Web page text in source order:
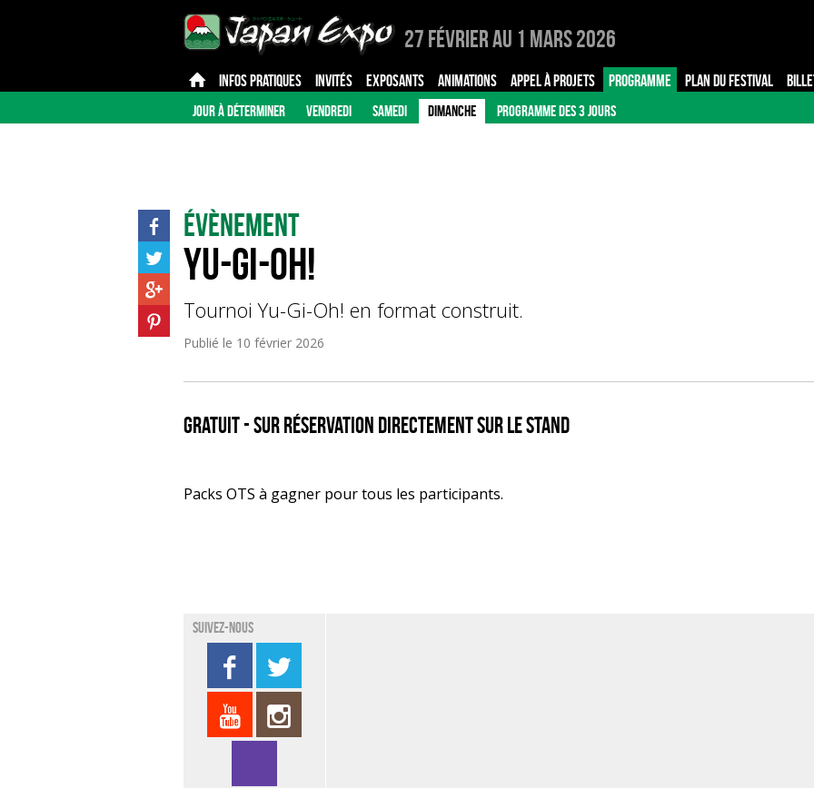
27 Février au 1 Mars 2026
INFOS PRATIQUES INVITÉS EXPOSANTS ANIMATIONS APPEL À PROJETS PROGRAMME PLAN DU FESTIVAL
JOUR À DÉTERMINER VENDREDI SAMEDI DIMANCHE PROGRAMME DES 3 JOURS
Évènement
Yu-Gi-Oh!
Tournoi Yu-Gi-Oh! en format construit.
Publié le 10 février 2026
Gratuit - sur réservation directement sur le stand
Packs OTS à gagner pour tous les participants.
Suivez-nous